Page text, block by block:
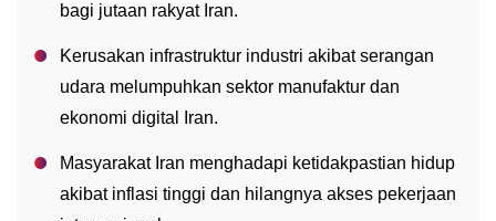
bagi jutaan rakyat Iran.
Kerusakan infrastruktur industri akibat serangan
udara melumpuhkan sektor manufaktur dan
ekonomi digital Iran.
Masyarakat Iran menghadapi ketidakpastian hidup
akibat inflasi tinggi dan hilangnya akses pekerjaan